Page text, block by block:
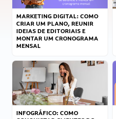
MARKETING DIGITAL: COMO
CRIAR UM PLANO, REUNIR
IDEIAS DE EDITORIAIS E
MONTAR UM CRONOGRAMA
MENSAL
INFOGRÁFICO: COMO